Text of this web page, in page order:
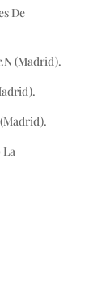
De
(Madrid).
La